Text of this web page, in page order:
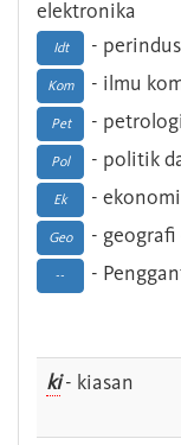
elektronika
Idt -
Kom - ilmu
Pet -
Pol - politik
Ek -
Geo -
-- -
ki- kiasan